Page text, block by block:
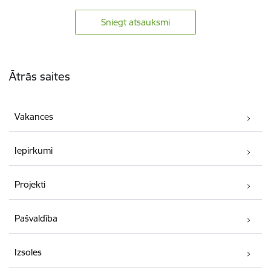
Sniegt atsauksmi
Ātrās saites
Vakances
Iepirkumi
Projekti
Pašvaldība
Izsoles